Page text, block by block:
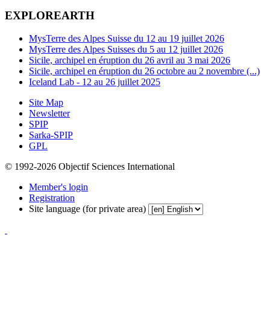
EXPLOREARTH
MysTerre des Alpes Suisse du 12 au 19 juillet 2026
MysTerre des Alpes Suisses du 5 au 12 juillet 2026
Sicile, archipel en éruption du 26 avril au 3 mai 2026
Sicile, archipel en éruption du 26 octobre au 2 novembre (...)
Iceland Lab - 12 au 26 juillet 2025
Site Map
Newsletter
SPIP
Sarka-SPIP
GPL
© 1992-2026 Objectif Sciences International
Member's login
Registration
Site language (for private area)